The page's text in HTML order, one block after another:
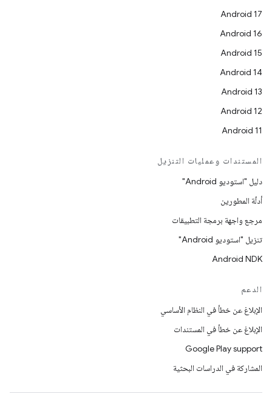
Android 17
Android 16
Android 15
Android 14
Android 13
Android 12
Android 11
المستندات وعمليات التنزيل
دليل "استوديو Android"
أدلّة المطورين
مرجع واجهة برمجة التطبيقات
تنزيل "استوديو Android"
Android NDK
الدعم
الإبلاغ عن خطأ في النظام الأساسي
الإبلاغ عن خطأ في المستندات
Google Play support
المشاركة في الدراسات البحثية